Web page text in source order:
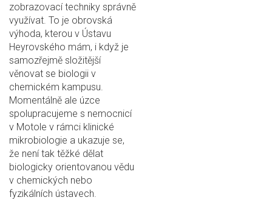
zobrazovací techniky správně
využívat. To je obrovská
výhoda, kterou v Ústavu
Heyrovského mám, i když je
samozřejmě složitější
věnovat se biologii v
chemickém kampusu.
Momentálně ale úzce
spolupracujeme s nemocnicí
v Motole v rámci klinické
mikrobiologie a ukazuje se,
že není tak těžké dělat
biologicky orientovanou vědu
v chemických nebo
fyzikálních ústavech.